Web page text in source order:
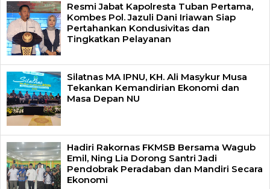
Resmi Jabat Kapolresta Tuban Pertama,
Kombes Pol. Jazuli Dani Iriawan Siap
Pertahankan Kondusivitas dan
Tingkatkan Pelayanan
Silatnas MA IPNU, KH. Ali Masykur Musa
Tekankan Kemandirian Ekonomi dan
Masa Depan NU
Hadiri Rakornas FKMSB Bersama Wagub
Emil, Ning Lia Dorong Santri Jadi
Pendobrak Peradaban dan Mandiri Secara
Ekonomi